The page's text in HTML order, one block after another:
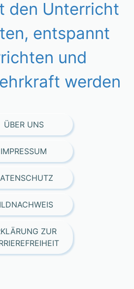
den Unterricht
entspannt
und
werden
ÜBER UNS
IMPRESSUM
ZUR